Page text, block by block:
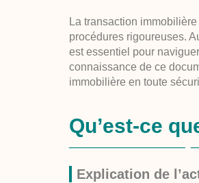
La transaction
procédures rigoureuses.
est essentiel pour
connaissance de ce
immobilière en toute
Qu’est-ce
Explication de